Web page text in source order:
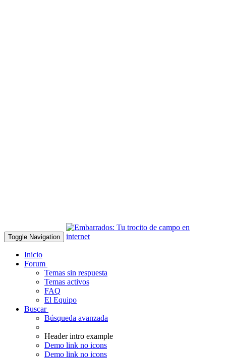
Toggle Navigation
Inicio
Forum
Temas sin respuesta
Temas activos
FAQ
El Equipo
Buscar
Búsqueda avanzada
Header intro example
Demo link no icons
Demo link no icons